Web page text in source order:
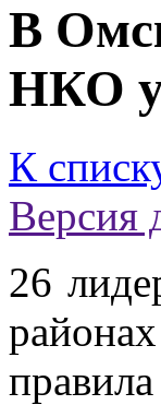
В
НКО
К
Версия
26